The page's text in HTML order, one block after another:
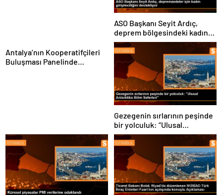
ASO Başkanı Seyit Ardıç,
deprem bölgesindeki kadın
girişimcilerin desteklenmesi
gerektiğini vurguladı
Antalya’nın Kooperatifçileri
Buluşması Panelinde
Gezegenin sırlarının peşinde
bir yolculuk: “Ulusal
Antarktika Bilim Seferleri”